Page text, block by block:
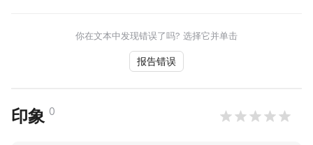
你在文本中发现错误了吗? 选择它并单击
报告错误
印象 0